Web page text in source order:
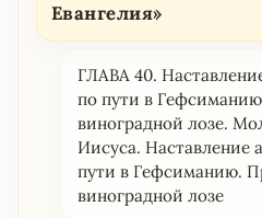
Евангелия»
ГЛАВА 40.
по пути в
виноградной лозе.
Иисуса. Наставление
пути в Гефсиманию.
виноградной лозе